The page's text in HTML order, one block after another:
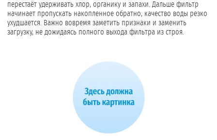
перестаёт удерживать хлор, органику и запахи. Дальше фильтр
начинает пропускать накопленное обратно, качество воды резко
ухудшается. Важно вовремя заметить признаки и заменить
загрузку, не дожидаясь полного выхода фильтра из строя.